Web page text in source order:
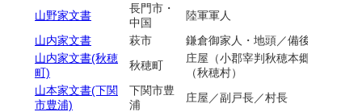
山野家文書
長門市・
中国
陸軍軍人
山内家文書
萩市
鎌倉御家人・地頭／備後国人／萩
山内家文書(秋穂
町)
秋穂町
庄屋（小郡宰判秋穂本郷・陶村
（秋穂村）
山本家文書(下関
市豊浦)
下関市豊
浦
庄屋／副戸長／村長